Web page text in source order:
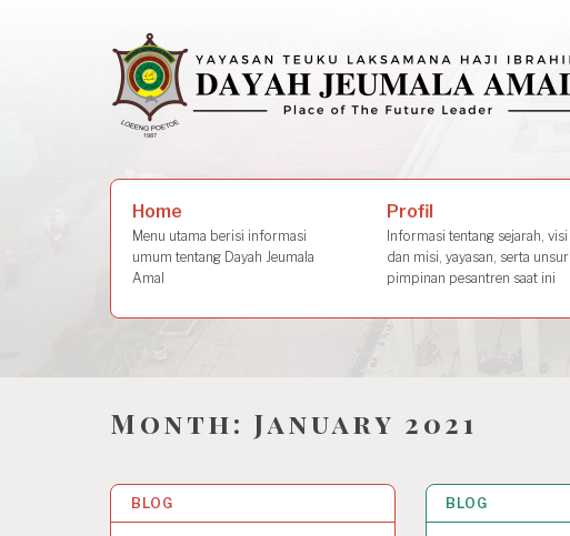
Home
Menu utama berisi informasi
umum tentang Dayah Jeumala
Amal
Profil
Informasi tentang sejarah, visi
dan misi, yayasan, serta unsur
pimpinan pesantren saat ini
Month:January 2021
BLOG
14 JAN 2021 BLOG
13 JAN 2021